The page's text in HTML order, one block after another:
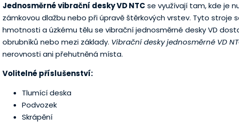
Jednosměrné vibrační desky VD NTC se využívají tam, kde je
zámkovou dlažbu nebo při úpravě štěrkových vrstev. Tyto
hmotnosti a úzkému tělu se vibrační jednosměrné desky VD
obrubníků nebo mezi základy. Vibrační desky jednosměrné VD
nerovnosti ani přehutněná místa.
Volitelné příslušenství:
Tlumící deska
Podvozek
Skrápění